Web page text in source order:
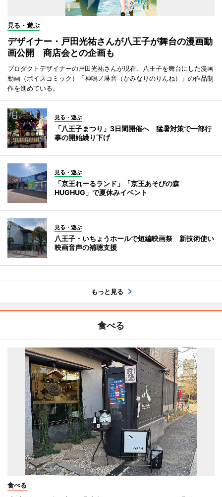
見る・遊ぶ
デザイナー・戸田光祐さんが八王子が舞台の漫画動
画公開 商店会との企画も
プロダクトデザイナーの戸田光祐さんが現在、八王子を舞台にした漫画
動画（ボイスコミック）「神鳴ノ琳音（かみなりのりんね）」の作品制
作を進めている。
見る・遊ぶ
「八王子まつり」3日間開催へ 猛暑対策で一部行
事の開始繰り下げ
見る・遊ぶ
「京王れーるランド」「京王あそびの森
HUGHUG」で夏休みイベント
見る・遊ぶ
八王子・いちょうホールで短編映画祭 新技術使い
映画音声の補聴支援
もっと見る
食べる
食べる